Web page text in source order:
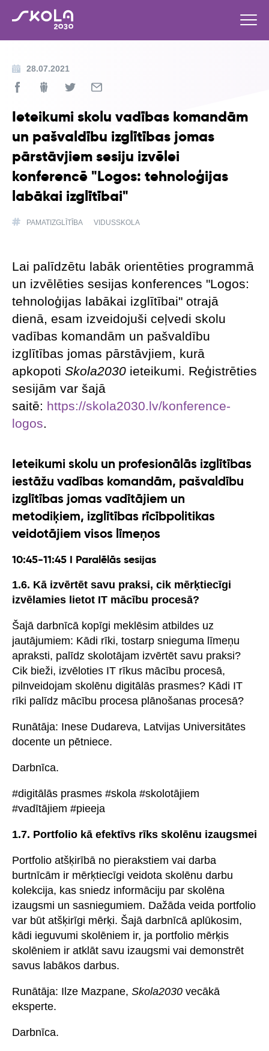
28.07.2021
Ieteikumi skolu vadības komandām
un pašvaldību izglītības jomas
pārstāvjiem sesiju izvēlei
konferencē "Logos: tehnoloģijas
labākai izglītībai"
PAMATIZGLĪTĪBA VIDUSSKOLA
Lai palīdzētu labāk orientēties programmā
un izvēlēties sesijas konferences "Logos:
tehnoloģijas labākai izglītībai" otrajā
dienā, esam izveidojuši ceļvedi skolu
vadības komandām un pašvaldību
izglītības jomas pārstāvjiem, kurā
apkopoti Skola2030 ieteikumi. Reģistrēties
sesijām var šajā
saitē: https://skola2030.lv/konference-
logos.
Ieteikumi skolu un profesionālās izglītības
iestāžu vadības komandām, pašvaldību
izglītības jomas vadītājiem un
metodiķiem, izglītības rīcībpolitikas
veidotājiem visos līmeņos
10:45-11:45 I Paralēlās sesijas
1.6. Kā izvērtēt savu praksi, cik mērķtiecīgi
izvēlamies lietot IT mācību procesā?
Šajā darbnīcā kopīgi meklēsim atbildes uz
jautājumiem: Kādi rīki, tostarp snieguma līmeņu
apraksti, palīdz skolotājam izvērtēt savu praksi?
Cik bieži, izvēloties IT rīkus mācību procesā,
pilnveidojam skolēnu digitālās prasmes? Kādi IT
rīki palīdz mācību procesa plānošanas procesā?
Runātāja: Inese Dudareva, Latvijas Universitātes
docente un pētniece.
Darbnīca.
#digitālās prasmes #skola #skolotājiem
#vadītājiem #pieeja
1.7. Portfolio kā efektīvs rīks skolēnu izaugsmei
Portfolio atšķirībā no pierakstiem vai darba
burtnīcām ir mērķtiecīgi veidota skolēnu darbu
kolekcija, kas sniedz informāciju par skolēna
izaugsmi un sasniegumiem. Dažāda veida portfolio
var būt atšķirīgi mērķi. Šajā darbnīcā aplūkosim,
kādi ieguvumi skolēniem ir, ja portfolio mērķis
skolēniem ir atklāt savu izaugsmi vai demonstrēt
savus labākos darbus.
Runātāja: Ilze Mazpane, Skola2030 vecākā
eksperte.
Darbnīca.